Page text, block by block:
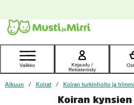
Ota yhteyttä
asiakaspalveluun
Valikko
Kirjaudu /
Rekisteröidy
Alkuun Koirat Koiran turkinhoito ja
Koiran